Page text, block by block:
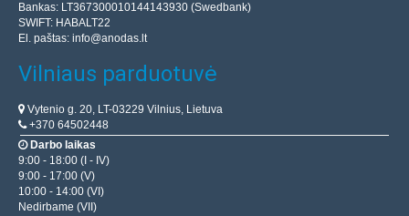
Bankas: LT367300010144143930 (Swedbank)
SWIFT: HABALT22
El. paštas: info@anodas.lt
Vilniaus parduotuvė
Vytenio g. 20, LT-03229 Vilnius, Lietuva
+370 64502448
Darbo laikas
9:00 - 18:00 (I - IV)
9:00 - 17:00 (V)
10:00 - 14:00 (VI)
Nedirbame (VII)